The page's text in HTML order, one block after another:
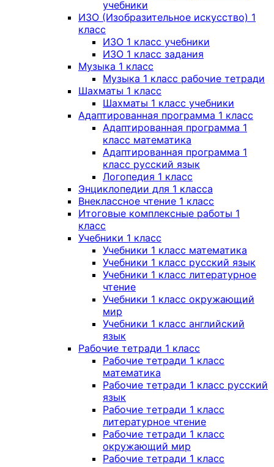
учебники
ИЗО (Изобразительное искусство) 1
класс
ИЗО 1 класс учебники
ИЗО 1 класс задания
Музыка 1 класс
Музыка 1 класс рабочие тетради
Шахматы 1 класс
Шахматы 1 класс учебники
Адаптированная программа 1 класс
Адаптированная программа 1
класс математика
Адаптированная программа 1
класс русский язык
Логопедия 1 класс
Энциклопедии для 1 класса
Внеклассное чтение 1 класс
Итоговые комплексные работы 1
класс
Учебники 1 класс
Учебники 1 класс математика
Учебники 1 класс русский язык
Учебники 1 класс литературное
чтение
Учебники 1 класс окружающий
мир
Учебники 1 класс английский
язык
Рабочие тетради 1 класс
Рабочие тетради 1 класс
математика
Рабочие тетради 1 класс русский
язык
Рабочие тетради 1 класс
литературное чтение
Рабочие тетради 1 класс
окружающий мир
Рабочие тетради 1 класс